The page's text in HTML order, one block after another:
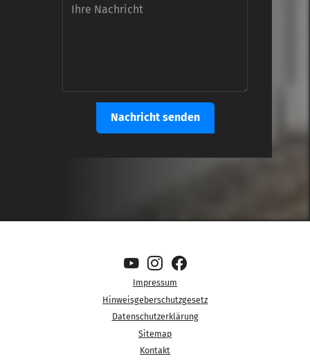
Impressum
Hinweisgeberschutzgesetz
Datenschutzerklärung
Sitemap
Kontakt